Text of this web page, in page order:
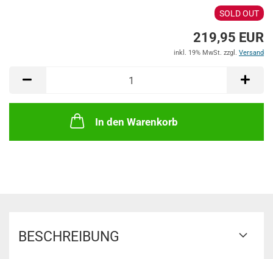
SOLD OUT
219,95 EUR
inkl. 19% MwSt. zzgl. Versand
In den Warenkorb
BESCHREIBUNG